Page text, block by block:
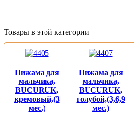
Товары в этой категории
Пижама для
мальчика,
BUCURUK,
кремовый,(3
мес.)
Пижама для
мальчика,
BUCURUK,
голубой,(3,6,9
мес.)